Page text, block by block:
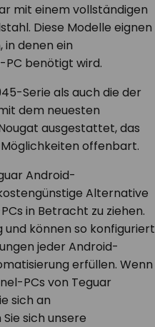
mit einem vollständigen
Diese Modelle eignen
denen ein
benötigt wird.
Serie als auch die der
dem neuesten
ausgestattet, das
offenbart.
Android-
Alternative
in Betracht zu ziehen.
und können so konfiguriert
jeder Android-
erfüllen. Wenn
PCs von Teguar
sich an
sich unsere